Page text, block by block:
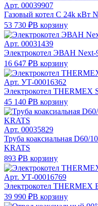
Арт. 00039907
Газовый котел С 24k кВт
53 730 ₽В корзину
Арт. 00031439
Электрокотел ЭВАН Next-
16 647 ₽В корзину
Арт. УТ-00016362
Электрокотел THERMEX
45 140 ₽В корзину
Арт. 00035829
Труба коаксиальная D60/
KRATS
893 ₽В корзину
Арт. УТ-00016769
Электрокотел THERMEX
39 990 ₽В корзину